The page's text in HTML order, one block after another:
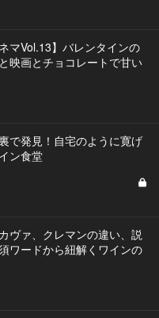
マVol.13】バレンタインの
映画とチョコレートで甘い
で発見！自宅のように寛げ
ン食堂
ヴァ、クレマンの違い、説
ワードから紐解くワインの